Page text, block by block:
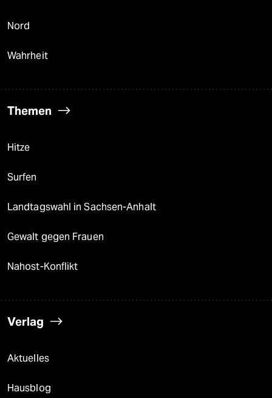
Nord
Wahrheit
Themen
Hitze
Surfen
Landtagswahl in Sachsen-Anhalt
Gewalt gegen Frauen
Nahost-Konflikt
Verlag
Aktuelles
Hausblog